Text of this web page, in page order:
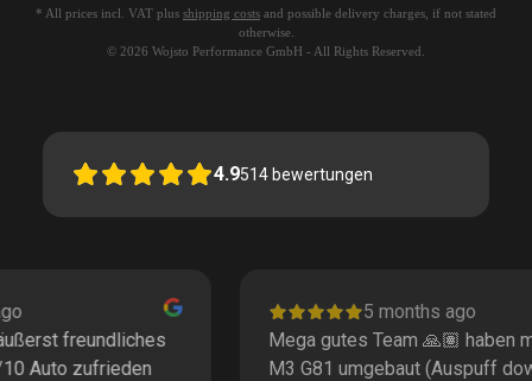
* All prices incl. VAT plus shipping costs and possible delivery charges, if not stated
otherwise.
© 2026 Wojsto Performance GmbH - All Rights Reserved.
4.9514 bewertungen
5 months ago
Mega gutes Team 🙏🏽 haben meinen
M3 G81 umgebaut (Auspuff downpipe